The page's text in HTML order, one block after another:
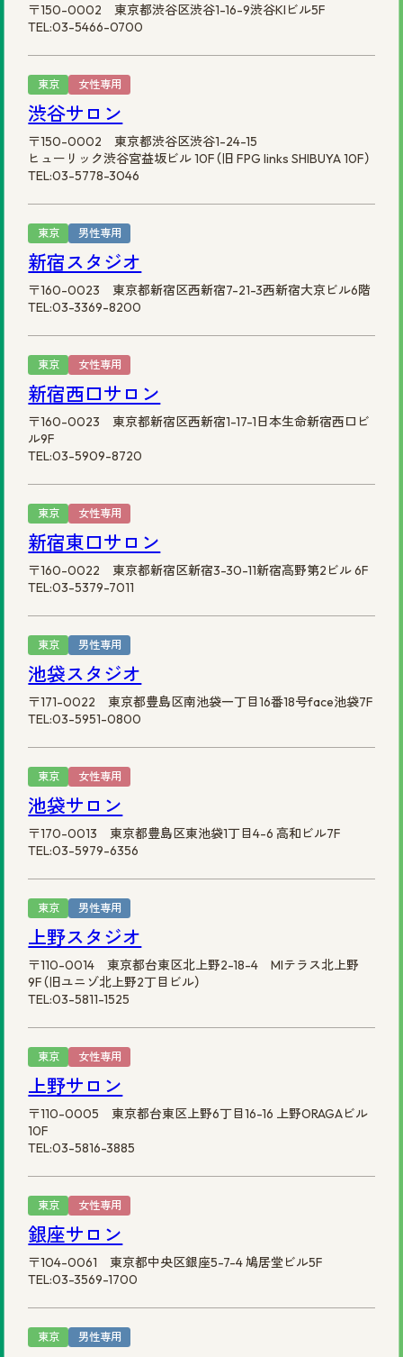
〒150-0002 東京都渋谷区渋谷1-16-9渋谷KIビル5F
TEL:03-5466-0700
東京 女性専用
渋谷サロン
〒150-0002 東京都渋谷区渋谷1-24-15
ヒューリック渋谷宮益坂ビル 10F（旧 FPG links SHIBUYA 10F）
TEL:03-5778-3046
東京 男性専用
新宿スタジオ
〒160-0023 東京都新宿区西新宿7-21-3西新宿大京ビル6階
TEL:03-3369-8200
東京 女性専用
新宿西口サロン
〒160-0023 東京都新宿区西新宿1-17-1日本生命新宿西口ビ
ル9F
TEL:03-5909-8720
東京 女性専用
新宿東口サロン
〒160-0022 東京都新宿区新宿3-30-11新宿高野第2ビル 6F
TEL:03-5379-7011
東京 男性専用
池袋スタジオ
〒171-0022 東京都豊島区南池袋一丁目16番18号face池袋7F
TEL:03-5951-0800
東京 女性専用
池袋サロン
〒170-0013 東京都豊島区東池袋1丁目4-6 高和ビル7F
TEL:03-5979-6356
東京 男性専用
上野スタジオ
〒110-0014 東京都台東区北上野2-18-4 MIテラス北上野
9F（旧ユニゾ北上野2丁目ビル）
TEL:03-5811-1525
東京 女性専用
上野サロン
〒110-0005 東京都台東区上野6丁目16-16 上野ORAGAビル
10F
TEL:03-5816-3885
東京 女性専用
銀座サロン
〒104-0061 東京都中央区銀座5-7-4 鳩居堂ビル5F
TEL:03-3569-1700
東京 男性専用